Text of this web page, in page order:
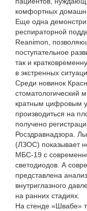
комфортных
Еще одна
респираторной
Reanimon,
поступательное
так и
в экстренных
Среди новинок
стоматологический
кратным цифровым
производиться на
получено
Росздравнадзора.
(ЛЗОС) показывает
МБС-19 с
светодиодов. А
представлена
внутриглазного
на ранних стадиях.
На стенде «Швабе»